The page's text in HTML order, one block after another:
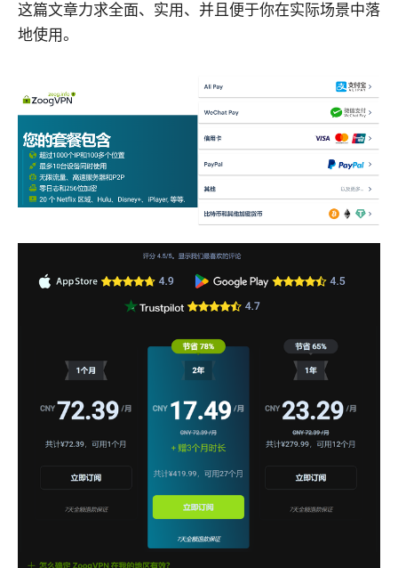
这篇文章力求全面、实用、并且便于你在实际场景中落
地使用。